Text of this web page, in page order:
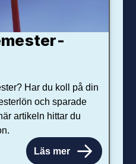
Har du koll på din
och sparade
artikeln hittar du
Läs mer